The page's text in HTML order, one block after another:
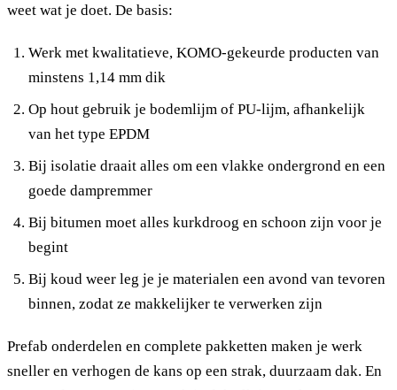
weet wat je doet. De basis:
Werk met kwalitatieve, KOMO-gekeurde producten van
minstens 1,14 mm dik
Op hout gebruik je bodemlijm of PU-lijm, afhankelijk
van het type EPDM
Bij isolatie draait alles om een vlakke ondergrond en een
goede dampremmer
Bij bitumen moet alles kurkdroog en schoon zijn voor je
begint
Bij koud weer leg je je materialen een avond van tevoren
binnen, zodat ze makkelijker te verwerken zijn
Prefab onderdelen en complete pakketten maken je werk
sneller en verhogen de kans op een strak, duurzaam dak. En